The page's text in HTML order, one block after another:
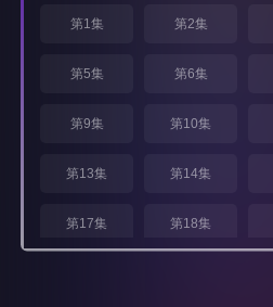
第1集 第2集
第5集 第6集
第9集 第10集
第13集 第14集
第17集 第18集